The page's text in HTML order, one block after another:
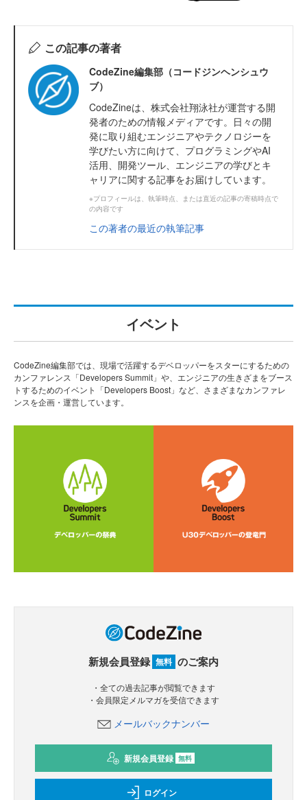
この記事の著者
CodeZine編集部（コードジンヘンシュウ
ブ）
CodeZineは、株式会社翔泳社が運営する開
発者のための情報メディアです。日々の開
発に取り組むエンジニアやテクノロジーを
学びたい方に向けて、プログラミングやAI
活用、開発ツール、エンジニアの学びとキ
ャリアに関する記事をお届けしています。
※プロフィールは、執筆時点、または直近の記事の寄稿時点で
の内容です
この著者の最近の執筆記事
イベント
CodeZine編集部では、現場で活躍するデベロッパーをスターにするための
カンファレンス「Developers Summit」や、エンジニアの生きざまをブース
トするためのイベント「Developers Boost」など、さまざまなカンファレ
ンスを企画・運営しています。
新規会員登録 無料 のご案内
・全ての過去記事が閲覧できます
・会員限定メルマガを受信できます
メールバックナンバー
新規会員登録 無料
ログイン